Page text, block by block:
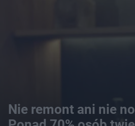
Nie remont ani nie